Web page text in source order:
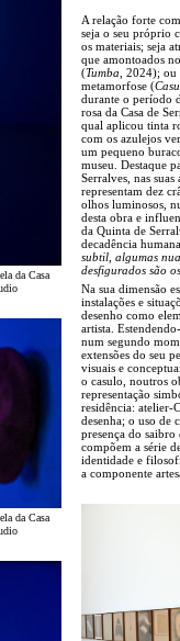
da Casa
da Casa
A relação forte
seja o seu próprio
os materiais; seja
que amontoados
(Tumba , 2024);
metamorfose (
durante o período
rosa da Casa de
qual aplicou tinta
com os azulejos
um pequeno
museu. Destaque
Serralves, nas
representam dez
olhos luminosos,
desta obra e
da Quinta de
decadência
subtil, algumas
desfigurados são
Na sua dimensão
instalações e
desenho como
artista.
num segundo
extensões do seu
visuais e
o casulo, noutros
representação
residência: atelier-
desenha; o uso de
presença do saibro
compõem a série
identidade e
a componente